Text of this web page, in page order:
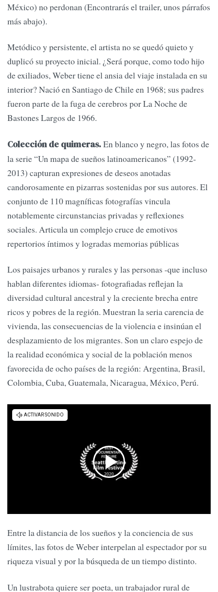
México) no perdonan (Encontrarás el trailer, unos párrafos
más abajo).
Metódico y persistente, el artista no se quedó quieto y
duplicó su proyecto inicial. ¿Será porque, como todo hijo
de exiliados, Weber tiene el ansia del viaje instalada en su
interior? Nació en Santiago de Chile en 1968; sus padres
fueron parte de la fuga de cerebros por La Noche de
Bastones Largos de 1966.
Colección de quimeras.En blanco y negro, las fotos de
la serie “Un mapa de sueños latinoamericanos” (1992-
2013) capturan expresiones de deseos anotadas
candorosamente en pizarras sostenidas por sus autores. El
conjunto de 110 magníficas fotografías vincula
notablemente circunstancias privadas y reflexiones
sociales. Articula un complejo cruce de emotivos
repertorios íntimos y logradas memorias públicas
Los paisajes urbanos y rurales y las personas -que incluso
hablan diferentes idiomas- fotografiadas reflejan la
diversidad cultural ancestral y la creciente brecha entre
ricos y pobres de la región. Muestran la seria carencia de
vivienda, las consecuencias de la violencia e insinúan el
desplazamiento de los migrantes. Son un claro espejo de
la realidad económica y social de la población menos
favorecida de ocho países de la región: Argentina, Brasil,
Colombia, Cuba, Guatemala, Nicaragua, México, Perú.
Entre la distancia de los sueños y la conciencia de sus
límites, las fotos de Weber interpelan al espectador por su
riqueza visual y por la búsqueda de un tiempo distinto.
Un lustrabota quiere ser poeta, un trabajador rural de